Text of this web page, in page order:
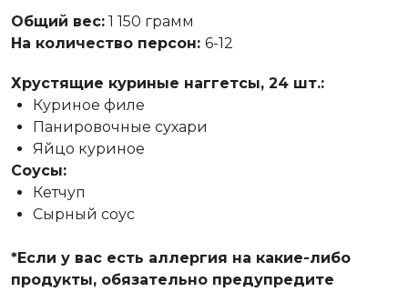
Общий вес: 1 150 грамм
На количество персон: 6-12
Хрустящие куриные наггетсы, 24 шт.:
Куриное филе
Панировочные сухари
Яйцо куриное
Соусы:
Кетчуп
Сырный соус
*Если у вас есть аллергия на какие-либо
продукты, обязательно предупредите